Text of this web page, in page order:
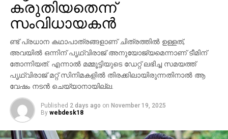
സാന്നിധ്യം ഇവന്റിനെ ദേശീയ തലത്തില്‍ തന്നെ
ശ്രദ്ധേയമാക്കി. ചിത്രത്തില്‍ പ്രിയങ്ക ചോപ്ര
മന്ദാകിനിയായി, പൃഥ്വിരാജ് സുകുമാരന്‍ കുംബയായി
പ്രത്യക്ഷപ്പെടും. 2027ലെ സങ്ക്രാന്തി റിലീസിനായി
‘വാരണസി’ ഒരുക്കപ്പെടുന്നുണ്ട്. എന്നാല്‍
ചിത്രത്തെക്കാള്‍ വലിയ ചര്‍ച്ചയാകുന്നത്
സംവിധായകന്റെ പ്രസ്താവനയും അതിനുശേഷം
ഉയര്‍ന്ന പ്രതിഷേധങ്ങളുമാണ്.
കരുതിയതെന്ന്
സംവിധായകന്‍
ണ്ട് പ്രധാന കഥാപാത്രങ്ങളാണ് ചിത്രത്തില്‍ ഉള്ളത്,
അവയില്‍ ഒന്നിന് പൃഥ്വിരാജ് അനുയോജ്യമെന്നാണ് ടീമിന്
തോന്നിയത്. എന്നാല്‍ മമ്മൂട്ടിയുടെ ഡേറ്റ് ലഭിച്ച സമയത്ത്
പൃഥ്വിരാജ് മറ്റ് സിനിമകളില്‍ തിരക്കിലായിരുന്നതിനാല്‍ ആ
വേഷം നടന്‍ ചെയ്യാനായില്ല.
Published 2 days ago on November 19, 2025
By webdesk18